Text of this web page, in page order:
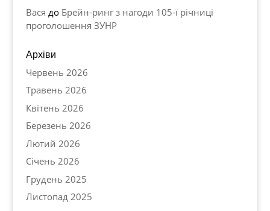
Вася до Брейн-ринг з нагоди 105-ї річниці
проголошення ЗУНР
Архіви
Червень 2026
Травень 2026
Квітень 2026
Березень 2026
Лютий 2026
Січень 2026
Грудень 2025
Листопад 2025